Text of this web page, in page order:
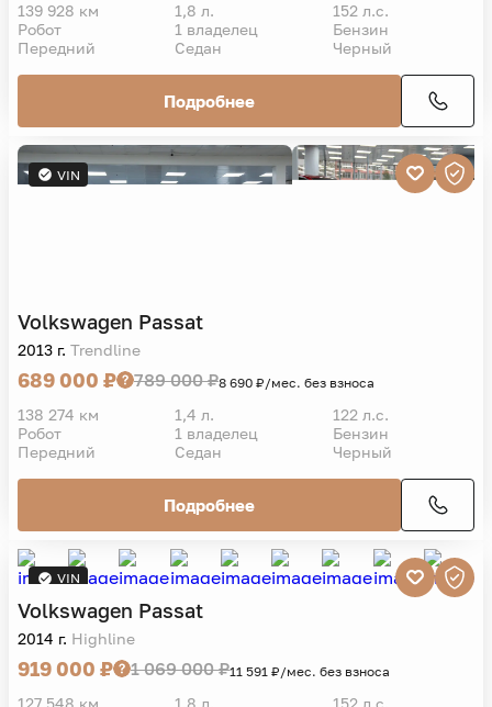
139 928 км 1,8 л.
152 л.с.
Робот
1 владелец
Бензин
Передний
Седан Черный
Подробнее
VIN
Volkswagen Passat
689 000 ₽ 789 000 ₽8 690 ₽/мес. без взноса
138 274 км 1,4 л.
122 л.с.
Робот
1 владелец
Бензин
Седан
Подробнее
VIN
Volkswagen Passat